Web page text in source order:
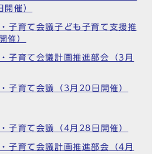
催）
子育て会議子ども子育て支援推
催）
子育て会議計画推進部会（3月
子育て会議（3月20日開催）
子育て会議（4月28日開催）
子育て会議計画推進部会（4月